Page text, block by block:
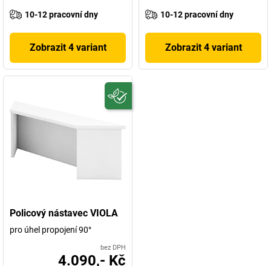
10-12 pracovní dny
Zobrazit 4 variant
10-12 pracovní dny
Zobrazit 4 variant
Policový nástavec VIOLA
pro úhel propojení 90°
bez DPH
4.090,- Kč